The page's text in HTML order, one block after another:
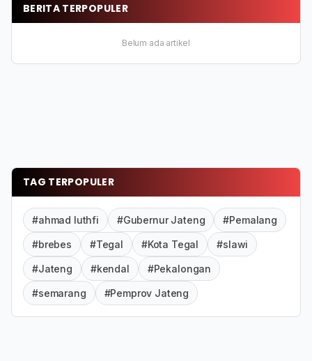
BERITA TERPOPULER
Belum ada artikel
TAG TERPOPULER
#ahmad luthfi #Gubernur Jateng #Pemalang
#brebes #Tegal #Kota Tegal #slawi
#Jateng #kendal #Pekalongan
#semarang #Pemprov Jateng